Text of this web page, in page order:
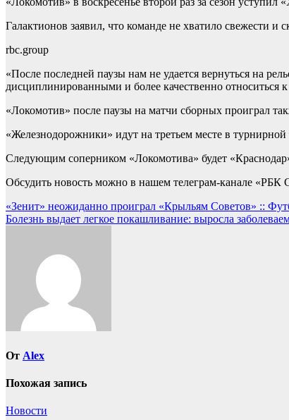
Галактионов заявил, что команде не хватило свежести и
rbc.group
«После последней паузы нам не удается вернуться на
дисциплинированными и более качественно относиться
«Локомотив» после паузы на матчи сборных проиграл
«Железнодорожники» идут на третьем месте в
Следующим соперником «Локомотива» будет
Обсудить новость можно в нашем телеграм-канале «РБК
Навигация
по
«Зенит» неожиданно проиграл «Крыльям Советов» ::
Болезнь выдает легкое покашливание: выросла
От Alex
Похожая запись
Новости